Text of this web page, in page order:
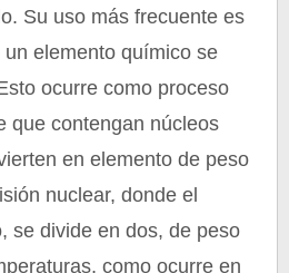
Su uso más frecuente es
elemento químico se
ocurre como proceso
que contengan núcleos
en elemento de peso
nuclear, donde el
se divide en dos, de peso
como ocurre en